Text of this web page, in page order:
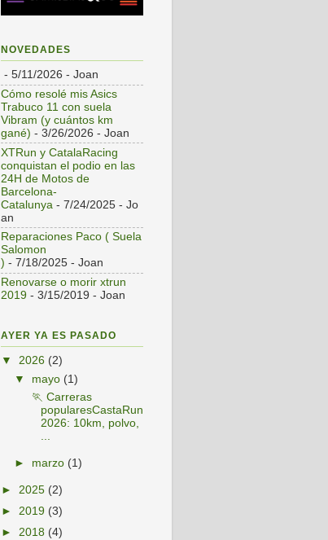
NOVEDADES
- 5/11/2026 - Joan
Cómo resolé mis Asics
Trabuco 11 con suela
Vibram (y cuántos km
gané) - 3/26/2026 - Joan
XTRun y CatalaRacing
conquistan el podio en las
24H de Motos de
Barcelona-
Catalunya - 7/24/2025 - Jo
an
Reparaciones Paco ( Suela
Salomon
) - 7/18/2025 - Joan
Renovarse o morir xtrun
2019 - 3/15/2019 - Joan
AYER YA ES PASADO
▼ 2026 (2)
▼ mayo (1)
🏃 Carreras
popularesCastaRun
2026: 10km, polvo,
...
► marzo (1)
► 2025 (2)
► 2019 (3)
► 2018 (4)